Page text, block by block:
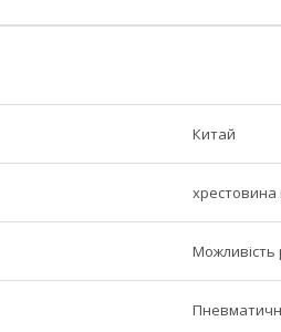
Китай
Можливість